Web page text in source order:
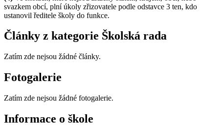
svazkem obcí, plní úkoly zřizovatele podle odstavce 3 ten, kdo
ustanovil ředitele školy do funkce.
Články z kategorie Školská rada
Zatím zde nejsou žádné články.
Fotogalerie
Zatím zde nejsou žádné fotogalerie.
Informace o škole